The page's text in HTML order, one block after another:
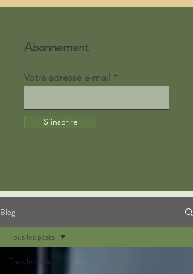
Abonnement
Votre adresse e-mail
S'inscrire
Blog
Tous les posts
Tous les posts